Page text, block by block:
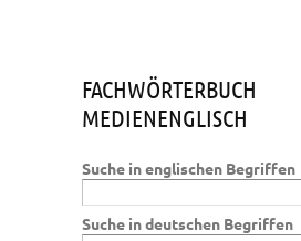
FACHWÖRTERBUCH
MEDIENENGLISCH
Suche in englischen Begriffen
Suche in deutschen Begriffen